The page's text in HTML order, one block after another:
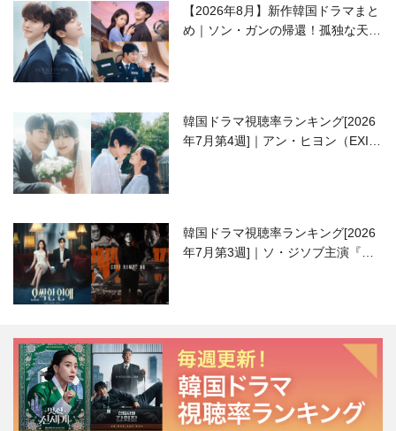
【2026年8月】新作韓国ドラマまと
め｜ソン・ガンの帰還！孤独な天才
韓国ドラマ視聴率ランキング[2026
年7月第4週]｜アン・ヒヨン（EXID
韓国ドラマ視聴率ランキング[2026
年7月第3週]｜ソ・ジソブ主演『エ